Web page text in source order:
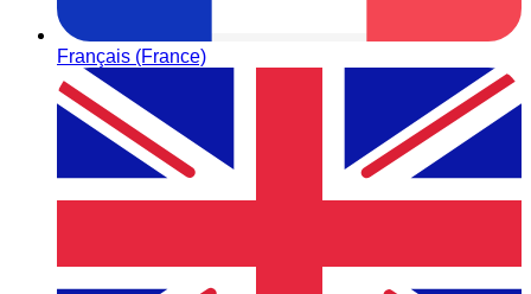
Français (France)